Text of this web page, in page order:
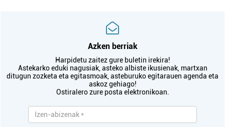
Azken berriak
Harpidetu zaitez gure buletin irekira!
Astekarko eduki nagusiak, asteko albiste ikusienak, martxan
ditugun zozketa eta egitasmoak, asteburuko egitarauen agenda eta
askoz gehiago!
Ostiralero zure posta elektronikoan.